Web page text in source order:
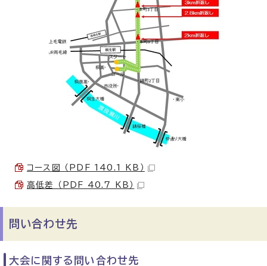
コース図 （PDF 140.1 KB）
高低差 （PDF 40.7 KB）
問い合わせ先
大会に関する問い合わせ先